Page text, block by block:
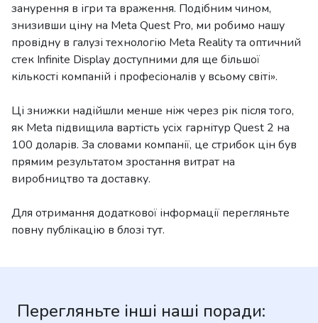
занурення в ігри та враження. Подібним чином,
знизивши ціну на Meta Quest Pro, ми робимо нашу
провідну в галузі технологію Meta Reality та оптичний
стек Infinite Display доступними для ще більшої
кількості компаній і професіоналів у всьому світі».
Ці знижки надійшли менше ніж через рік після того,
як Meta підвищила вартість усіх гарнітур Quest 2 на
100 доларів. За словами компанії, це стрибок цін був
прямим результатом зростання витрат на
виробництво та доставку.
Для отримання додаткової інформації перегляньте
повну публікацію в блозі тут.
Перегляньте інші наші поради: